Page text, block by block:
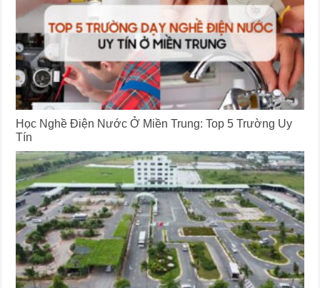
Học Nghề Điện Nước Ở Miền Trung: Top 5 Trường Uy
Tín